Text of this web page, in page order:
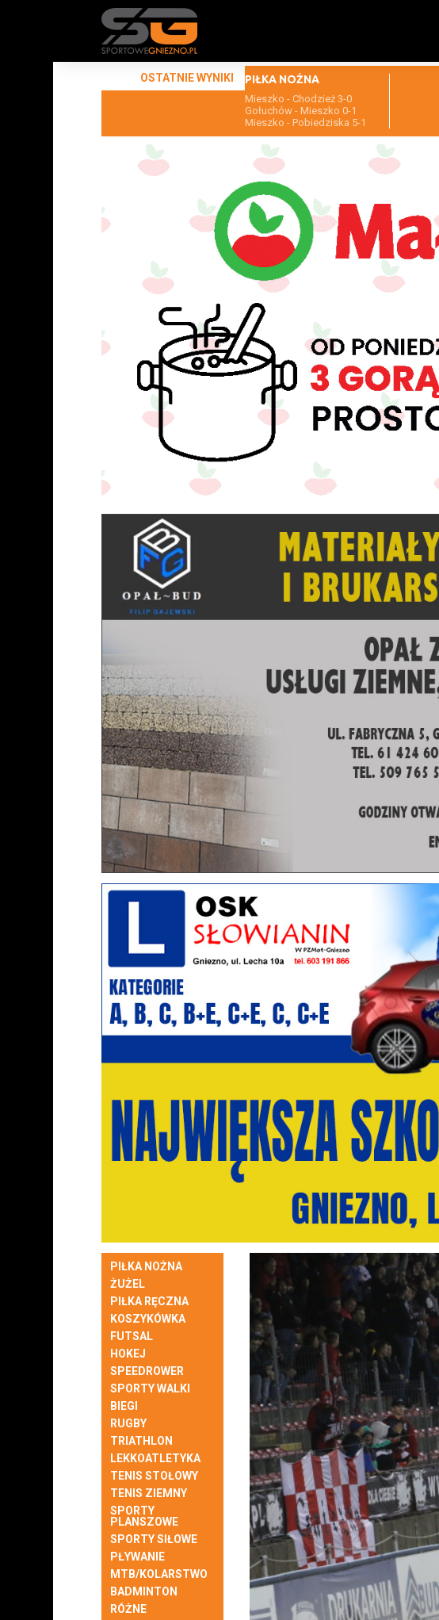
OSTATNIE WYNIKI PIŁKA NOŻNA
Mieszko - Chodzież 3-0
Gołuchów - Mieszko 0-1
Mieszko - Pobiedziska 5-1
PIŁKA NOŻNA
ŻUŻEL
PIŁKA RĘCZNA
KOSZYKÓWKA
FUTSAL
HOKEJ
SPEEDROWER
SPORTY WALKI
BIEGI
RUGBY
TRIATHLON
LEKKOATLETYKA
TENIS STOŁOWY
TENIS ZIEMNY
SPORTY
PLANSZOWE
SPORTY SIŁOWE
PŁYWANIE
MTB/KOLARSTWO
BADMINTON
RÓŻNE